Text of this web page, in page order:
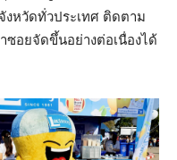
หวัดทั่วประเทศ ติดตาม
อยจัดขึ้นอย่างต่อเนื่องได้